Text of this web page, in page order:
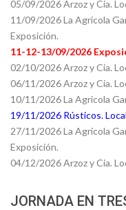
05/09/2026 Arzoz y Cia.
11/09/2026 La Agricola
Exposición.
11-12-13/09/2026
02/10/2026 Arzoz y Cia.
06/11/2026 Arzoz y Cia.
10/11/2026 La Agricola
19/11/2026 Rústicos.
27/11/2026 La Agricola
Exposición.
04/12/2026 Arzoz y Cia.
JORNADA EN